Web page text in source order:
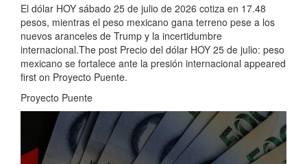
El dólar HOY sábado 25 de julio de 2026 cotiza en 17.48
pesos, mientras el peso mexicano gana terreno pese a los
nuevos aranceles de Trump y la incertidumbre
internacional.The post Precio del dólar HOY 25 de julio: peso
mexicano se fortalece ante la presión internacional appeared
first on Proyecto Puente.
Proyecto Puente